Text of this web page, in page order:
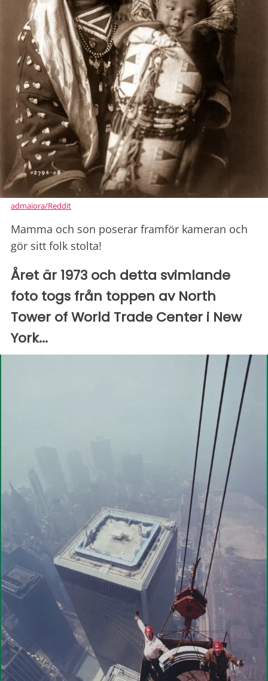
admaiora/Reddit
Mamma och son poserar framför kameran och
gör sitt folk stolta!
Året är 1973 och detta svimlande
foto togs från toppen av North
Tower of World Trade Center i New
York...